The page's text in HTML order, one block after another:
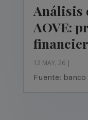
Análisis
AOVE:
12 MAY, 26|
Fuente: banco